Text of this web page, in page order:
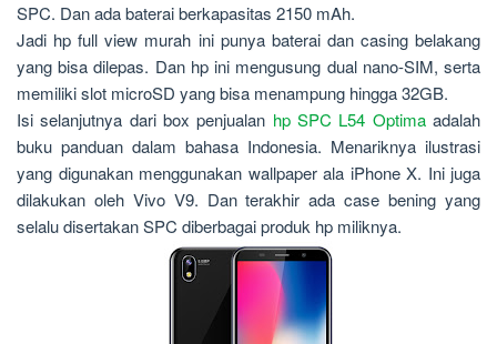
SPC. Dan ada baterai berkapasitas 2150 mAh.
Jadi hp full view murah ini punya baterai dan casing belakang
yang bisa dilepas. Dan hp ini mengusung dual nano-SIM, serta
memiliki slot microSD yang bisa menampung hingga 32GB.
Isi selanjutnya dari box penjualan hp SPC L54 Optimaadalah
buku panduan dalam bahasa Indonesia. Menariknya ilustrasi
yang digunakan menggunakan wallpaper ala iPhone X. Ini juga
dilakukan oleh Vivo V9. Dan terakhir ada case bening yang
selalu disertakan SPC diberbagai produk hp miliknya.